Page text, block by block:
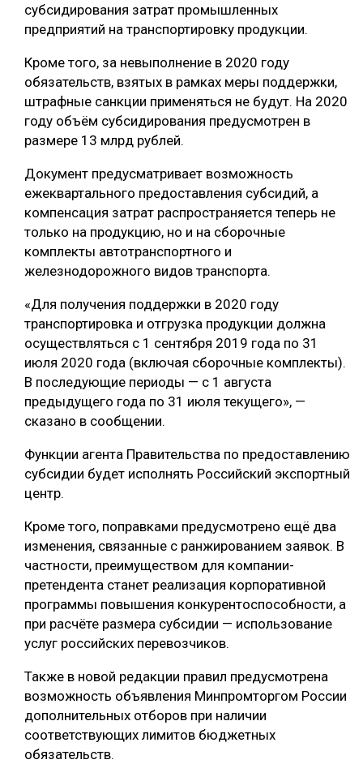
ДЕРЕВЯННОЕ ДОМОСТРОЕНИЕ
СОРТИРОВКА ДРЕВЕСИНЫ
СУШКА ДРЕВЕСИНЫ
МЕБЕЛЬНОЕ ПРОИЗВОДСТВО
субсидирования затрат промышленных
предприятий на транспортировку продукции.
Кроме того, за невыполнение в 2020 году
обязательств, взятых в рамках меры поддержки,
штрафные санкции применяться не будут. На 2020
году объём субсидирования предусмотрен в
размере 13 млрд рублей.
Документ предусматривает возможность
ежеквартального предоставления субсидий, а
компенсация затрат распространяется теперь не
только на продукцию, но и на сборочные
комплекты автотранспортного и
железнодорожного видов транспорта.
«Для получения поддержки в 2020 году
транспортировка и отгрузка продукции должна
осуществляться с 1 сентября 2019 года по 31
июля 2020 года (включая сборочные комплекты).
В последующие периоды — с 1 августа
предыдущего года по 31 июля текущего», —
сказано в сообщении.
Функции агента Правительства по предоставлению
субсидии будет исполнять Российский экспортный
центр.
Кроме того, поправками предусмотрено ещё два
изменения, связанные с ранжированием заявок. В
частности, преимуществом для компании-
претендента станет реализация корпоративной
программы повышения конкурентоспособности, а
при расчёте размера субсидии — использование
услуг российских перевозчиков.
Также в новой редакции правил предусмотрена
возможность объявления Минпромторгом России
дополнительных отборов при наличии
соответствующих лимитов бюджетных
обязательств.